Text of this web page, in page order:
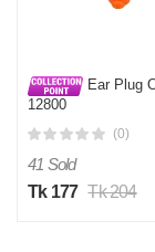
Ear Plug
12800
(0)
41 Sold
Tk 177 Tk 204